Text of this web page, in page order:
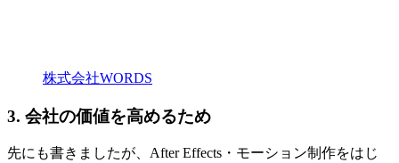
株式会社WORDS
3. 会社の価値を高めるため
先にも書きましたが、After Effects・モーション制作をはじ